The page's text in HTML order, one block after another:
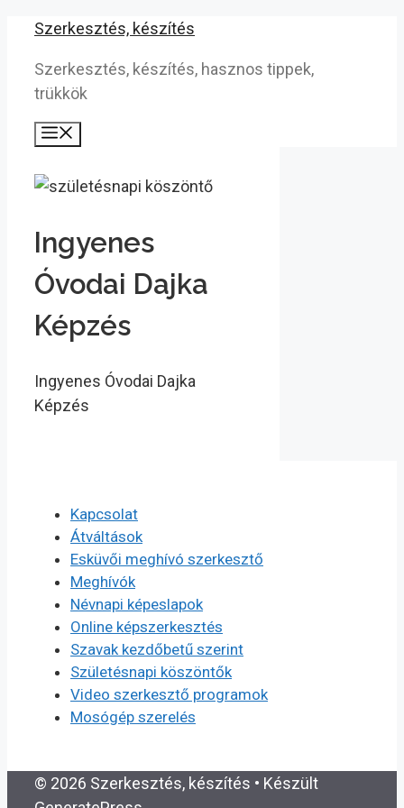
Kilépés
tartalomba
Szerkesztés, készítés
Szerkesztés, készítés, hasznos tippek,
trükkök
Ingyenes
Óvodai Dajka
Képzés
Ingyenes Óvodai Dajka
Képzés
Kapcsolat
Átváltások
Esküvői meghívó szerkesztő
Meghívók
Névnapi képeslapok
Online képszerkesztés
Szavak kezdőbetű szerint
Születésnapi köszöntők
Video szerkesztő programok
Mosógép szerelés
© 2026 Szerkesztés, készítés • Készült